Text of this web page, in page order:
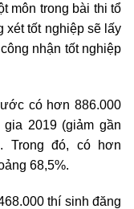
môn trong bài thi tổ
xét tốt nghiệp sẽ lấy
nhận tốt nghiệp
có hơn 886.000
2019 (giảm gần
Trong đó, có hơn
68,5%.
thí sinh đăng